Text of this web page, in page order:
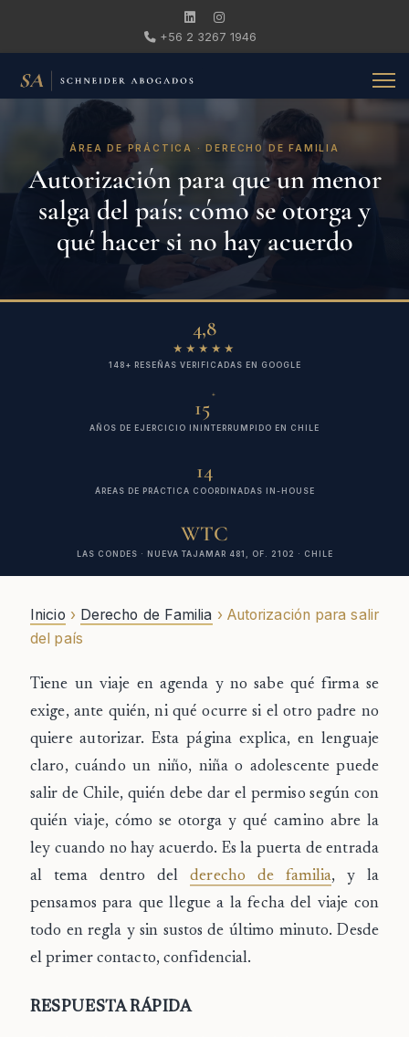
+56 2 3267 1946
ÁREA DE PRÁCTICA · DERECHO DE FAMILIA
Autorización para que un menor
salga del país: cómo se otorga y
qué hacer si no hay acuerdo
4,8
★★★★★
148+ RESEÑAS VERIFICADAS EN GOOGLE
15
+
AÑOS DE EJERCICIO ININTERRUMPIDO EN CHILE
14
ÁREAS DE PRÁCTICA COORDINADAS IN-HOUSE
WTC
LAS CONDES · NUEVA TAJAMAR 481, OF. 2102 · CHILE
Inicio › Derecho de Familia › Autorización para salir
del país
Tiene un viaje en agenda y no sabe qué firma se
exige, ante quién, ni qué ocurre si el otro padre no
quiere autorizar. Esta página explica, en lenguaje
claro, cuándo un niño, niña o adolescente puede
salir de Chile, quién debe dar el permiso según con
quién viaje, cómo se otorga y qué camino abre la
ley cuando no hay acuerdo. Es la puerta de entrada
al tema dentro delderecho de familia, y la
pensamos para que llegue a la fecha del viaje con
todo en regla y sin sustos de último minuto. Desde
el primer contacto, confidencial.
RESPUESTA RÁPIDA